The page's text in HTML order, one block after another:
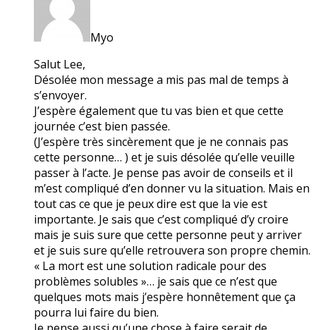
Myo
Salut Lee,
Désolée mon message a mis pas mal de temps à
s’envoyer.
J’espère également que tu vas bien et que cette
journée c’est bien passée.
(J’espère très sincèrement que je ne connais pas
cette personne… ) et je suis désolée qu’elle veuille
passer à l’acte. Je pense pas avoir de conseils et il
m’est compliqué d’en donner vu la situation. Mais en
tout cas ce que je peux dire est que la vie est
importante. Je sais que c’est compliqué d’y croire
mais je suis sure que cette personne peut y arriver
et je suis sure qu’elle retrouvera son propre chemin.
« La mort est une solution radicale pour des
problèmes solubles »… je sais que ce n’est que
quelques mots mais j’espère honnêtement que ça
pourra lui faire du bien.